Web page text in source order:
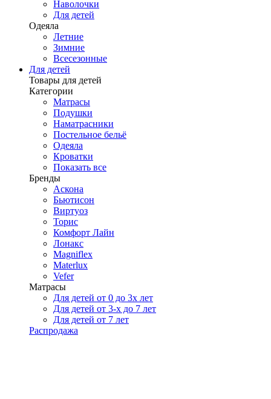
Наволочки
Для детей
Одеяла
Летние
Зимние
Всесезонные
Для детей
Товары для детей
Категории
Матрасы
Подушки
Наматрасники
Постельное бельё
Одеяла
Кроватки
Показать все
Бренды
Аскона
Бьютисон
Виртуоз
Торис
Комфорт Лайн
Лонакс
Magniflex
Materlux
Vefer
Матрасы
Для детей от 0 до 3х лет
Для детей от 3-х до 7 лет
Для детей от 7 лет
Распродажа